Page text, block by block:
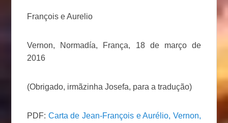
François e Aurelio
Vernon, Normadía, França, 18 de março de
2016
(Obrigado, irmãzinha Josefa, para a tradução)
PDF: Carta de Jean-François e Aurélio, Vernon,